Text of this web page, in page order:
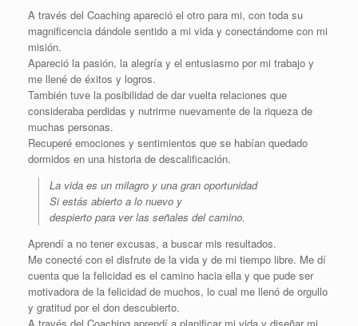
A través del Coaching apareció el otro para mi, con toda su
magnificencia dándole sentido a mi vida y conectándome con mi
misión.
Apareció la pasión, la alegría y el entusiasmo por mi trabajo y
me llené de éxitos y logros.
También tuve la posibilidad de dar vuelta relaciones que
consideraba perdidas y nutrirme nuevamente de la riqueza de
muchas personas.
Recuperé emociones y sentimientos que se habían quedado
dormidos en una historia de descalificación.
La vida es un milagro y una gran oportunidad
Si estás abierto a lo nuevo y
despierto para ver las señales del camino.
Aprendí a no tener excusas, a buscar mis resultados.
Me conecté con el disfrute de la vida y de mi tiempo libre. Me dí
cuenta que la felicidad es el camino hacia ella y que pude ser
motivadora de la felicidad de muchos, lo cual me llenó de orgullo
y gratitud por el don descubierto.